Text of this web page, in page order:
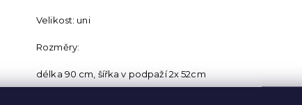
Velikost: uni
Rozměry:
délka 90 cm, šířka v podpaží 2x 52cm